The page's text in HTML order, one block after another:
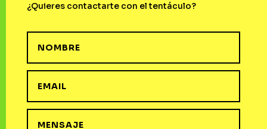
¿Quieres contactarte con el tentáculo?